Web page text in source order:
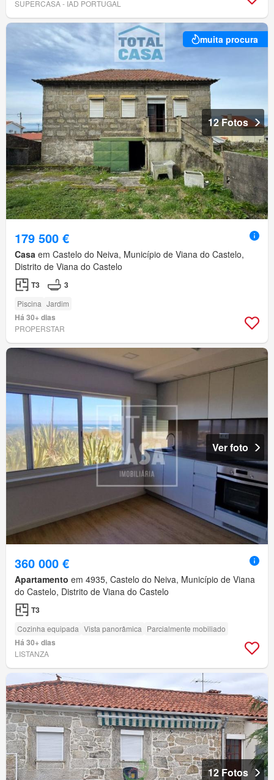
SUPERCASA - IAD PORTUGAL
muita procura
12 Fotos
179 500 €
Casa em Castelo do Neiva, Município de Viana do Castelo,
Distrito de Viana do Castelo
T3 3
Piscina Jardim
Há 30+ dias
PROPERSTAR
Ver foto
360 000 €
Apartamento em 4935, Castelo do Neiva, Município de Viana
do Castelo, Distrito de Viana do Castelo
T3
Cozinha equipada Vista panorâmica Parcialmente mobiliado
Há 30+ dias
LISTANZA
12 Fotos